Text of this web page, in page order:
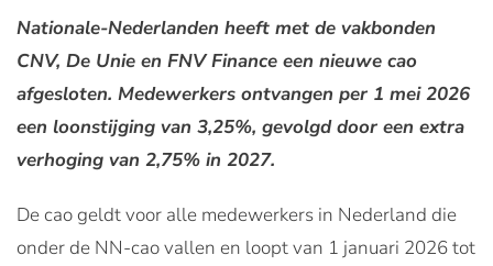
Nationale-Nederlanden heeft met de vakbonden
CNV, De Unie en FNV Finance een nieuwe cao
afgesloten. Medewerkers ontvangen per 1 mei 2026
een loonstijging van 3,25%, gevolgd door een extra
verhoging van 2,75% in 2027.
De cao geldt voor alle medewerkers in Nederland die
onder de NN-cao vallen en loopt van 1 januari 2026 tot